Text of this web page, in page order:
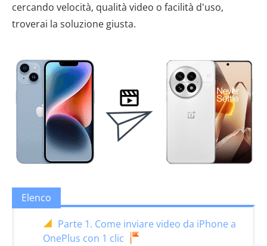
cercando velocità, qualità video o facilità d'uso,
troverai la soluzione giusta.
Elenco
Parte 1. Come inviare video da iPhone a
OnePlus con 1 clic